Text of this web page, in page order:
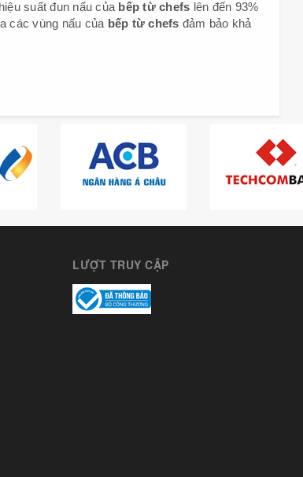
suất đun nấu của bếp từ chefs lên đến 93%
các vùng nấu của bếp từ chefs đảm bảo khả
LƯỢT TRUY CẬP